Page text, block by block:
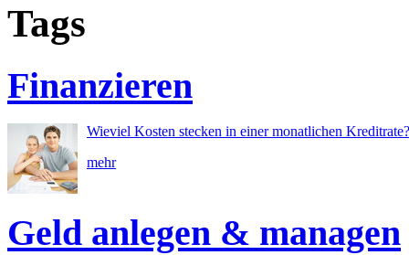
Tags
Finanzieren
Wieviel Kosten stecken in einer monatlichen
mehr
Geld anlegen & managen